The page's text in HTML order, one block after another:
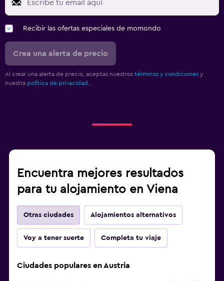
Recibir las ofertas especiales de momondo
Crea una alerta de precio
Al crear una alerta de precio, aceptas nuestros términos y condiciones y
nuestra política de privacidad.
Encuentra mejores resultados
para tu alojamiento en Viena
Otras ciudades Alojamientos alternativos
Voy a tener suerte Completa tu viaje
Ciudades populares en Austria